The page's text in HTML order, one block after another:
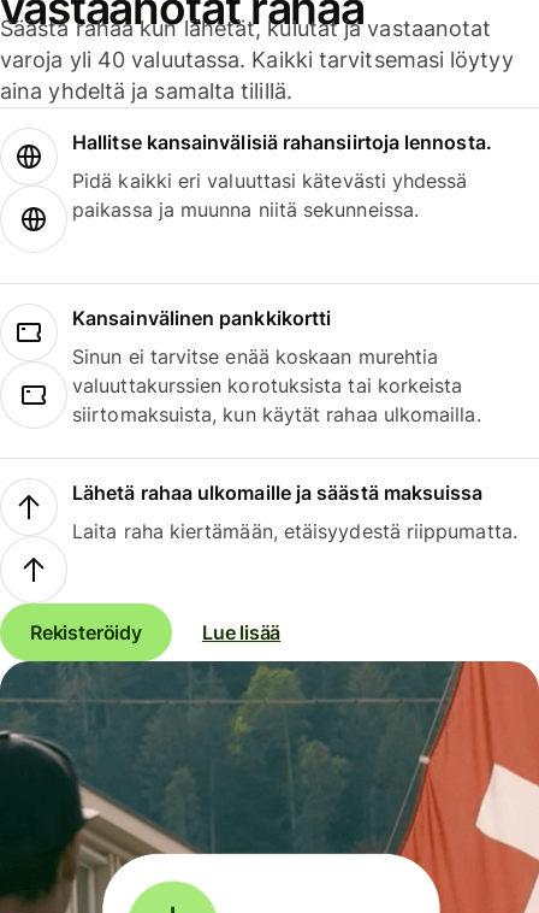
Säästä rahaa kun lähetät, kulutat ja vastaanotat
varoja yli 40 valuutassa. Kaikki tarvitsemasi löytyy
aina yhdeltä ja samalta tilillä.
Hallitse kansainvälisiä rahansiirtoja lennosta.
Pidä kaikki eri valuuttasi kätevästi yhdessä
paikassa ja muunna niitä sekunneissa.
Kansainvälinen pankkikortti
Sinun ei tarvitse enää koskaan murehtia
valuuttakurssien korotuksista tai korkeista
siirtomaksuista, kun käytät rahaa ulkomailla.
Lähetä rahaa ulkomaille ja säästä maksuissa
Laita raha kiertämään, etäisyydestä riippumatta.
Rekisteröidy Lue lisää